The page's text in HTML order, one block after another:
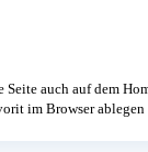
auch auf dem
im Browser ablegen